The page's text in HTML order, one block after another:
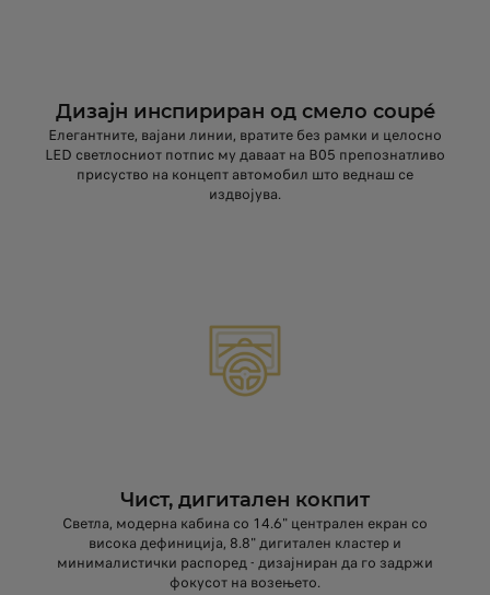
Дизајн инспириран од смело coupé
Елегантните, вајани линии, вратите без рамки и целосно
LED светлосниот потпис му даваат на B05 препознатливо
присуство на концепт автомобил што веднаш се
издвојува.
Чист, дигитален кокпит
Светла, модерна кабина со 14.6" централен екран со
висока дефиниција, 8.8" дигитален кластер и
минималистички распоред - дизајниран да го задржи
фокусот на возењето.